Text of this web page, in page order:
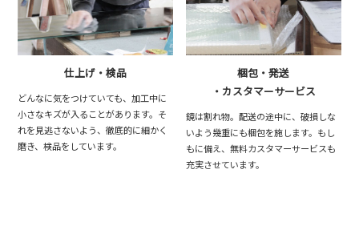
仕上げ・検品
どんなに気をつけていても、加工中に
小さなキズが入ることがあります。そ
れを見逃さないよう、徹底的に細かく
磨き、検品をしています。
梱包・発送
・カスタマーサービス
鏡は割れ物。配送の途中に、破損しな
いよう幾重にも梱包を施します。もし
もに備え、無料カスタマーサービスも
充実させています。